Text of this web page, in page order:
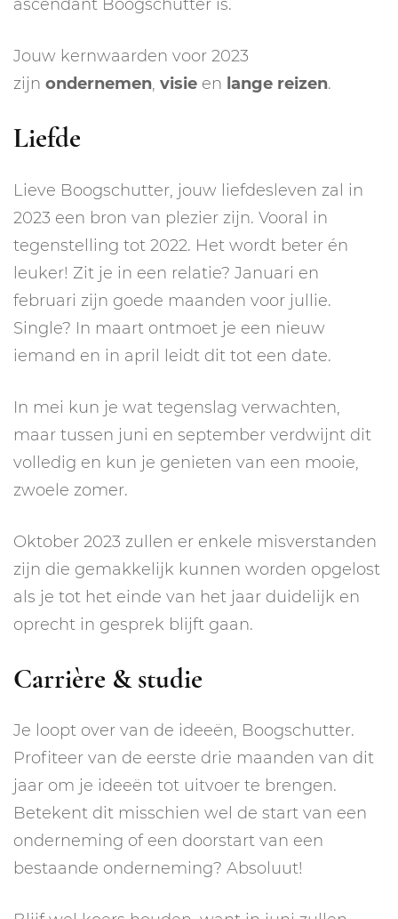
ascendant Boogschutter is.
Jouw kernwaarden voor 2023
zijn ondernemen, visie en lange reizen.
Liefde
Lieve Boogschutter, jouw liefdesleven zal in
2023 een bron van plezier zijn. Vooral in
tegenstelling tot 2022. Het wordt beter én
leuker! Zit je in een relatie? Januari en
februari zijn goede maanden voor jullie.
Single? In maart ontmoet je een nieuw
iemand en in april leidt dit tot een date.
In mei kun je wat tegenslag verwachten,
maar tussen juni en september verdwijnt dit
volledig en kun je genieten van een mooie,
zwoele zomer.
Oktober 2023 zullen er enkele misverstanden
zijn die gemakkelijk kunnen worden opgelost
als je tot het einde van het jaar duidelijk en
oprecht in gesprek blijft gaan.
Carrière & studie
Je loopt over van de ideeën, Boogschutter.
Profiteer van de eerste drie maanden van dit
jaar om je ideeën tot uitvoer te brengen.
Betekent dit misschien wel de start van een
onderneming of een doorstart van een
bestaande onderneming? Absoluut!